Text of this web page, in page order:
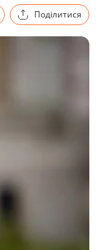
Поділитися